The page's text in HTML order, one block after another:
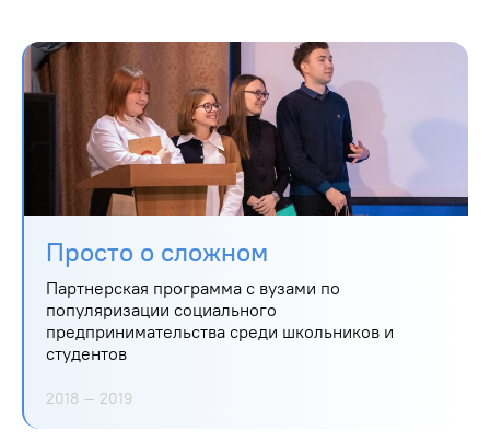
Просто о сложном
Партнерская программа с вузами по
популяризации социального
предпринимательства среди школьников и
студентов
2018 – 2019